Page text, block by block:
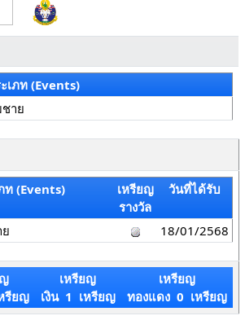
เภท (Events)
าย
ท (Events)
เหรียญ
รางวัล
วันที่ได้รับ
18/01/2568
รียญ
เหรียญ
เงิน 1 เหรียญ
เหรียญ
ทองแดง 0 เหรียญ